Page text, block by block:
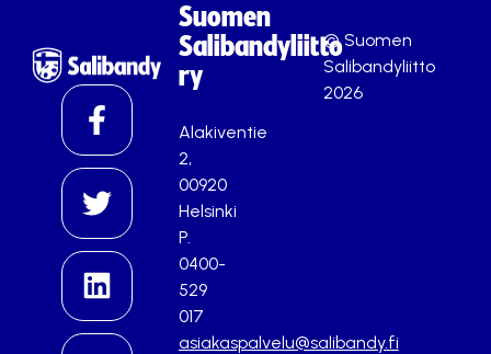
Suomen
Salibandyliitto
ry
Alakiventie
2,
00920
Helsinki
P.
0400-
529
017
asiakaspalvelu@salibandy.fi
© Suomen
Salibandyliitto
2026